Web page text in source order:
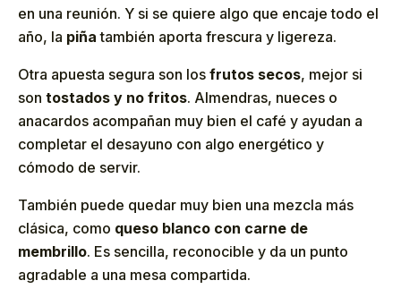
en una reunión. Y si se quiere algo que encaje todo el
año, la piña también aporta frescura y ligereza.
Otra apuesta segura son los frutos secos, mejor si
son tostados y no fritos. Almendras, nueces o
anacardos acompañan muy bien el café y ayudan a
completar el desayuno con algo energético y
cómodo de servir.
También puede quedar muy bien una mezcla más
clásica, como queso blanco con carne de
membrillo. Es sencilla, reconocible y da un punto
agradable a una mesa compartida.